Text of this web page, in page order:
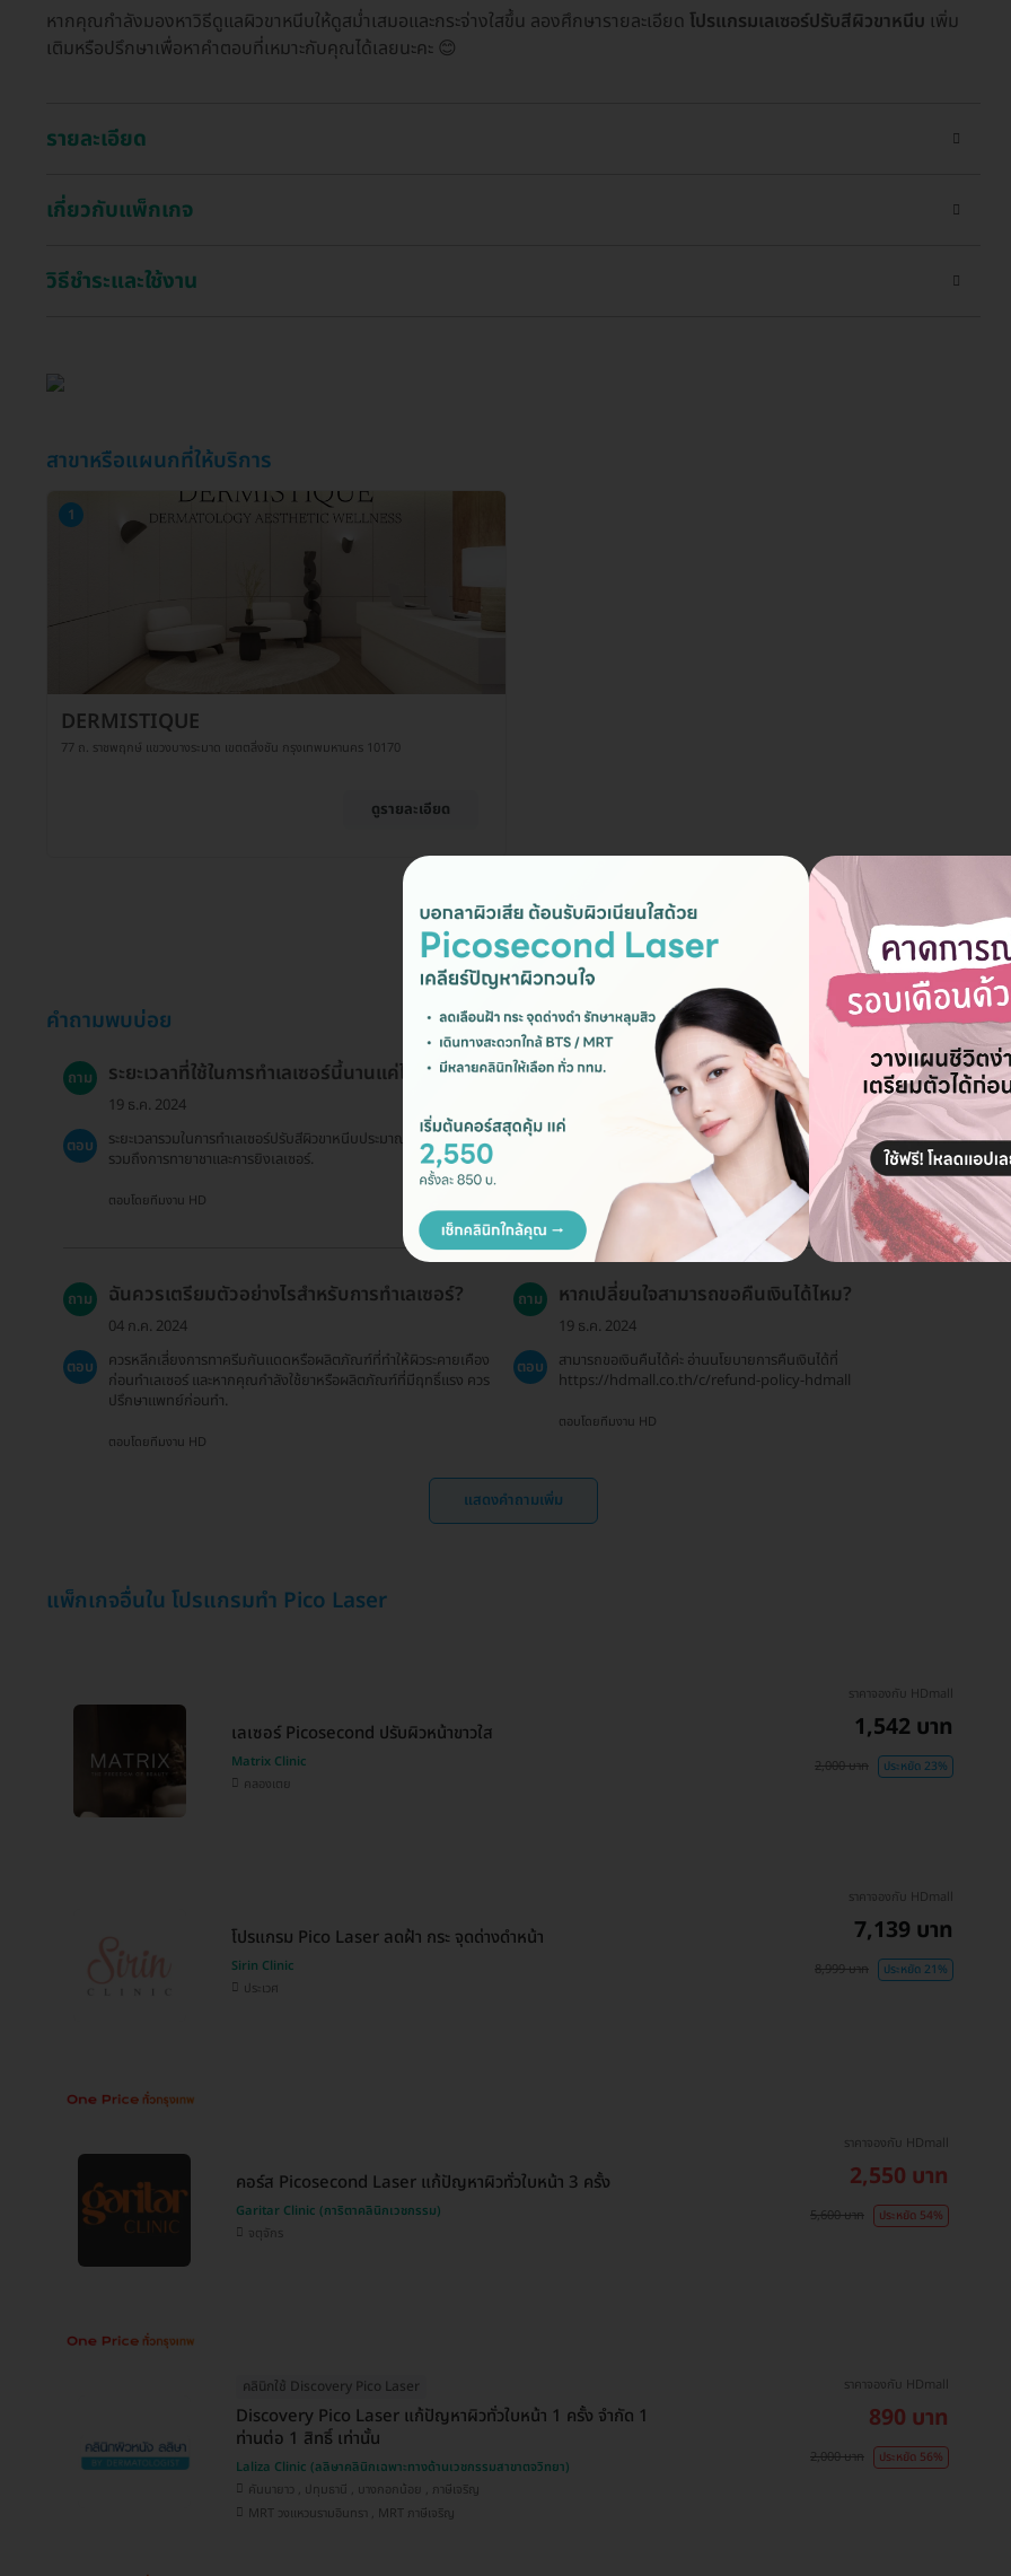
หากคุณกำลังมองหาวิธีดูแลผิวขาหนีบให้ดูสม่ำเสมอและกระจ่างใสขึ้น ลองศึกษารายละเอียด โปรแกรมเลเซอร์ปรับสีผิวขาหนีบ เพิ่ม
เติมหรือปรึกษาเพื่อหาคำตอบที่เหมาะกับคุณได้เลยนะคะ 😊
รายละเอียด
เกี่ยวกับแพ็กเกจ
วิธีชำระและใช้งาน
สาขาหรือแผนกที่ให้บริการ
1
DERMISTIQUE
77 ถ. ราชพฤกษ์ แขวงบางระมาด เขตตลิ่งชัน กรุงเทพมหานคร 10170
ดูรายละเอียด
คำถามพบบ่อย
ถาม ระยะเวลาที่ใช้ในการทำเลเซอร์นี้นานแค่ไหน?
19 ธ.ค. 2024
ตอบ
ระยะเวลารวมในการทำเลเซอร์ปรับสีผิวขาหนีบประมาณ 90 นาที โดย
รวมถึงการทายาชาและการยิงเลเซอร์.
ตอบโดยทีมงาน HD
ถาม ฉันสามารถจองแพ็กเกจให้คนอื่นได้ไหม?
ใช่ค่ะ คุณสามารถจองแพ็กเกจให้บุคคลอื่นได้ โดยแจ้งชื่อผู้ที่จะรับ
ตอบโดยทีมงาน HD
ถาม ฉันควรเตรียมตัวอย่างไรสำหรับการทำเลเซอร์?
04 ก.ค. 2024
ตอบ
ควรหลีกเลี่ยงการทาครีมกันแดดหรือผลิตภัณฑ์ที่ทำให้ผิวระคายเคือง
ก่อนทำเลเซอร์ และหากคุณกำลังใช้ยาหรือผลิตภัณฑ์ที่มีฤทธิ์แรง ควร
ปรึกษาแพทย์ก่อนทำ.
ตอบโดยทีมงาน HD
ถาม หากเปลี่ยนใจสามารถขอคืนเงินได้ไหม?
19 ธ.ค. 2024
ตอบ
สามารถขอเงินคืนได้ค่ะ อ่านนโยบายการคืนเงินได้ที่
https://hdmall.co.th/c/refund-policy-hdmall
ตอบโดยทีมงาน HD
แสดงคำถามเพิ่ม
แพ็กเกจอื่นใน โปรแกรมทำ Pico Laser
เลเซอร์ Picosecond ปรับผิวหน้าขาวใส
Matrix Clinic
คลองเตย
ราคาจองกับ HDmall
1,542 บาท
2,000 บาท ประหยัด 23%
โปรแกรม Pico Laser ลดฝ้า กระ จุดด่างดำหน้า
Sirin Clinic
ประเวศ
ราคาจองกับ HDmall
7,139 บาท
8,999 บาท ประหยัด 21%
คอร์ส Picosecond Laser แก้ปัญหาผิวทั่วใบหน้า 3 ครั้ง
Garitar Clinic (การิตาคลินิกเวชกรรม)
จตุจักร
ราคาจองกับ HDmall
2,550 บาท
5,600 บาท ประหยัด 54%
คลินิกใช้ Discovery Pico Laser
Discovery Pico Laser แก้ปัญหาผิวทั่วใบหน้า 1 ครั้ง จำกัด 1
ท่านต่อ 1 สิทธิ์ เท่านั้น
Laliza Clinic (ลลิษาคลินิกเฉพาะทางด้านเวชกรรมสาขาตจวิทยา)
คันนายาว , ปทุมธานี , บางกอกน้อย , ภาษีเจริญ
MRT วงแหวนรามอินทรา , MRT ภาษีเจริญ
ราคาจองกับ HDmall
890 บาท
2,000 บาท ประหยัด 56%